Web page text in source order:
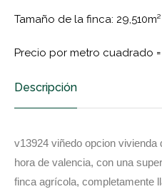
Tamaño de la finca: 29,510m²
Precio por metro cuadrado =
Descripción
v13924 viñedo opcion vivienda
hora de valencia, con una
finca agrícola, completamente